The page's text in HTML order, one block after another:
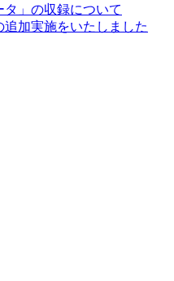
タ」の収録について
加実施をいたしました